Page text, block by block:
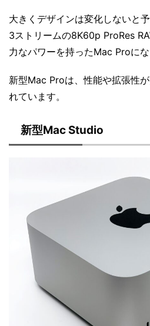
大きくデザインは変化しないと
3ストリームの8K60p ProRes
力なパワーを持ったMac Proにな
新型Mac Proは、性能や拡張性
れています。
新型Mac Studio